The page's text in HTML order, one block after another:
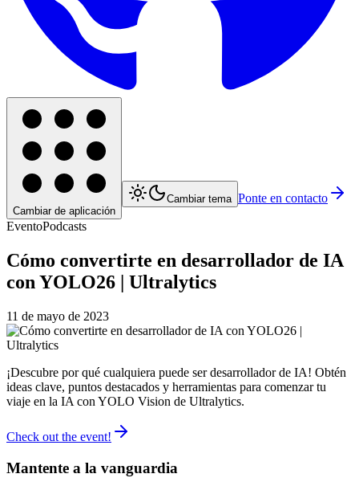
Cambiar de aplicación
Cambiar tema Ponte en contacto
EventoPodcasts
Cómo convertirte en desarrollador de IA
con YOLO26 | Ultralytics
11 de mayo de 2023
¡Descubre por qué cualquiera puede ser desarrollador de IA! Obtén
ideas clave, puntos destacados y herramientas para comenzar tu
viaje en la IA con YOLO Vision de Ultralytics.
Check out the event!
Mantente a la vanguardia